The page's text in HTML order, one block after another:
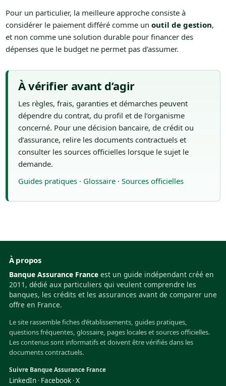
Pour un particulier, la meilleure approche consiste à
considérer le paiement différé comme un outil de gestion,
et non comme une solution durable pour financer des
dépenses que le budget ne permet pas d’assumer.
À vérifier avant d’agir
Les règles, frais, garanties et démarches peuvent
dépendre du contrat, du profil et de l’organisme
concerné. Pour une décision bancaire, de crédit ou
d’assurance, relire les documents contractuels et
consulter les sources officielles lorsque le sujet le
demande.
Guides pratiques· Glossaire· Sources officielles
À propos
Banque Assurance France est un guide indépendant créé en
2011, dédié aux particuliers qui veulent comprendre les
banques, les crédits et les assurances avant de comparer une
offre en France.
Le site rassemble fiches d’établissements, guides pratiques,
questions fréquentes, glossaire, pages locales et sources officielles.
Les contenus sont informatifs et doivent être vérifiés dans les
documents contractuels.
Suivre Banque Assurance France
LinkedIn · Facebook ·X